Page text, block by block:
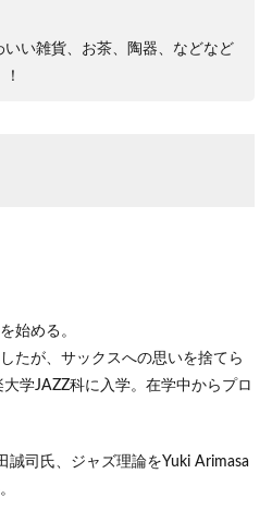
いい雑貨、お茶、陶器、などなど
始める。
たが、サックスへの思いを捨てら
学JAZZ科に入学。在学中からプロ
誠司氏、ジャズ理論をYuki Arimasa